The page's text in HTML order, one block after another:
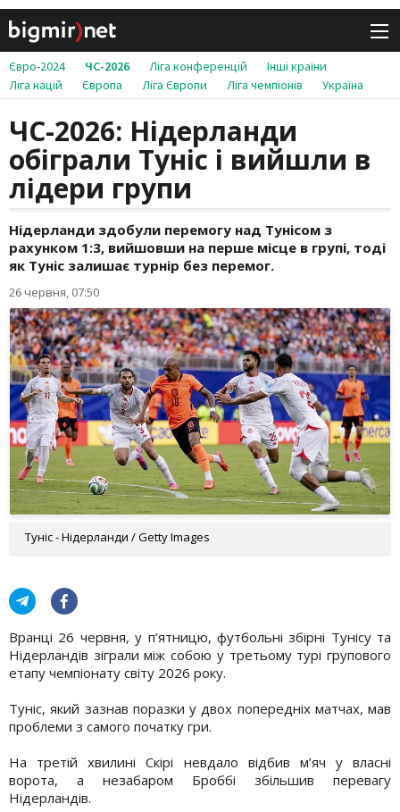
Євро-2024 ЧС-2026 Ліга конференцій
Інші країни
Ліга націй
Європа Ліга Європи Ліга чемпіонів Україна
ЧС-2026: Нідерланди
обіграли Туніс і вийшли в
лідери групи
Нідерланди здобули перемогу над Тунісом з
рахунком 1:3, вийшовши на перше місце в групі, тоді
як Туніс залишає турнір без перемог.
26 червня, 07:50
Туніс - Нідерланди / Getty Images
Вранці 26 червня, у п’ятницю, футбольні збірні Тунісу та
Нідерландів зіграли між собою у третьому турі групового
етапу чемпіонату світу 2026 року.
Туніс, який зазнав поразки у двох попередніх матчах, мав
проблеми з самого початку гри.
На третій хвилині Скірі невдало відбив м’яч у власні
ворота, а незабаром Броббі збільшив перевагу
Нідерландів.